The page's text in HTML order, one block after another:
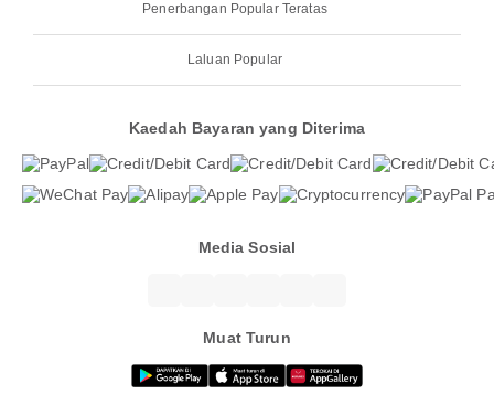
Penerbangan Popular Teratas
Laluan Popular
Kaedah Bayaran yang Diterima
Media Sosial
Muat Turun